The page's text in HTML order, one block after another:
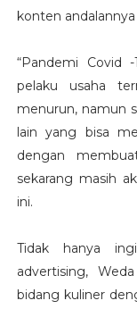
konten
“Pandemi Covid
pelaku usaha
menurun, namun
lain yang bisa
dengan
sekarang masih
ini.
Tidak hanya
advertising,
bidang kuliner